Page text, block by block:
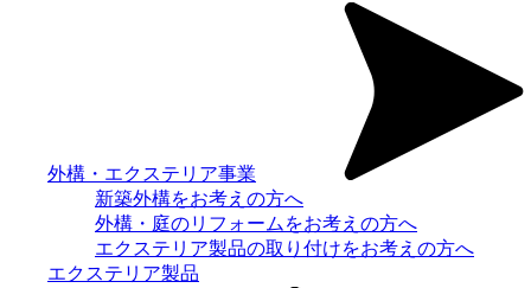
外構・エクステリア事業
新築外構をお考えの方へ
外構・庭のリフォームをお考えの方へ
エクステリア製品の取り付けをお考えの方へ
エクステリア製品